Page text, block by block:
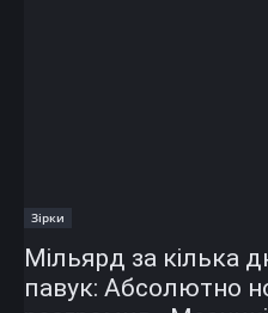
Зірки
Мільярд за кілька
павук: Абсолютно